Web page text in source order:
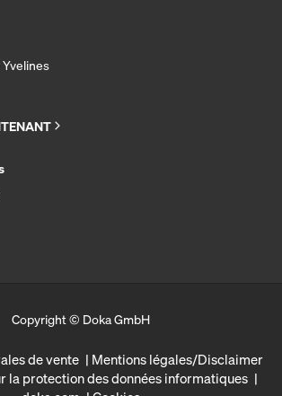
Copyright © Doka GmbH
de vente
Mentions légales/Disclaimer
la protection des données informatiques